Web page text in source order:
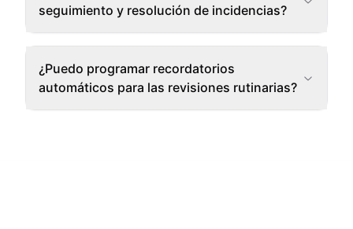
seguimiento y resolución de incidencias?
¿Puedo programar recordatorios
automáticos para las revisiones rutinarias?